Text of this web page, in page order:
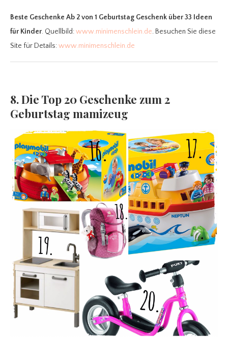
Beste Geschenke Ab 2von 1 Geburtstag Geschenk über 33 Ideen
für Kinder. Quellbild:www.minimenschlein.de. Besuchen Sie diese
Site für Details:www.minimenschlein.de
8. Die Top 20 Geschenke zum 2
Geburtstag mamizeug